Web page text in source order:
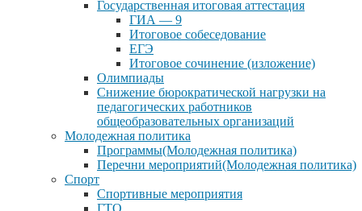
Государственная итоговая аттестация
ГИА — 9
Итоговое собеседование
ЕГЭ
Итоговое сочинение (изложение)
Олимпиады
Снижение бюрократической нагрузки на
педагогических работников
общеобразовательных организаций
Молодежная политика
Программы(Молодежная политика)
Перечни мероприятий(Молодежная политика)
Спорт
Спортивные мероприятия
ГТО